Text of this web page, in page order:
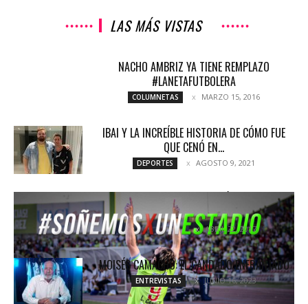
LAS MÁS VISTAS
NACHO AMBRIZ YA TIENE REMPLAZO
#LANETAFUTBOLERA
COLUMNETAS MARZO 15, 2016
IBAI Y LA INCREÍBLE HISTORIA DE CÓMO FUE
QUE CENÓ EN...
DEPORTES AGOSTO 9, 2021
SE ANUNCIA LA CONSTRUCCIÓN DEL NUEVO
«SAN BENITO»
COLUMNETAS ABRIL 22, 2017
MOISÉS CAMACHO: EL CANDADO ENFRANJADO
ENTREVISTAS JUNIO 16, 2023